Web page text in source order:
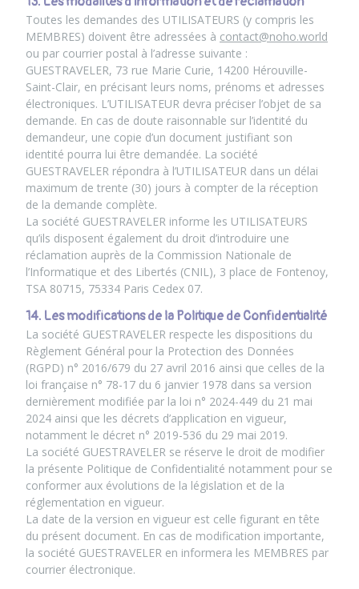
Toutes les demandes des UTILISATEURS (y compris les
MEMBRES) doivent être adressées à contact@noho.world
ou par courrier postal à l’adresse suivante :
GUESTRAVELER, 73 rue Marie Curie, 14200 Hérouville-
Saint-Clair, en précisant leurs noms, prénoms et adresses
électroniques. L’UTILISATEUR devra préciser l’objet de sa
demande. En cas de doute raisonnable sur l’identité du
demandeur, une copie d’un document justifiant son
identité pourra lui être demandée. La société
GUESTRAVELER répondra à l’UTILISATEUR dans un délai
maximum de trente (30) jours à compter de la réception
de la demande complète.
La société GUESTRAVELER informe les UTILISATEURS
qu’ils disposent également du droit d’introduire une
réclamation auprès de la Commission Nationale de
l’Informatique et des Libertés (CNIL), 3 place de Fontenoy,
TSA 80715, 75334 Paris Cedex 07.
14. Les modifications de la Politique de Confidentialité
La société GUESTRAVELER respecte les dispositions du
Règlement Général pour la Protection des Données
(RGPD) n° 2016/679 du 27 avril 2016 ainsi que celles de la
loi française n° 78-17 du 6 janvier 1978 dans sa version
dernièrement modifiée par la loi n° 2024-449 du 21 mai
2024 ainsi que les décrets d’application en vigueur,
notamment le décret n° 2019-536 du 29 mai 2019.
La société GUESTRAVELER se réserve le droit de modifier
la présente Politique de Confidentialité notamment pour se
conformer aux évolutions de la législation et de la
réglementation en vigueur.
La date de la version en vigueur est celle figurant en tête
du présent document. En cas de modification importante,
la société GUESTRAVELER en informera les MEMBRES par
courrier électronique.